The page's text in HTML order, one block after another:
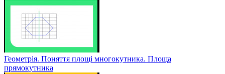
Геометрія. Поняття площі многокутника. Площа
прямокутника